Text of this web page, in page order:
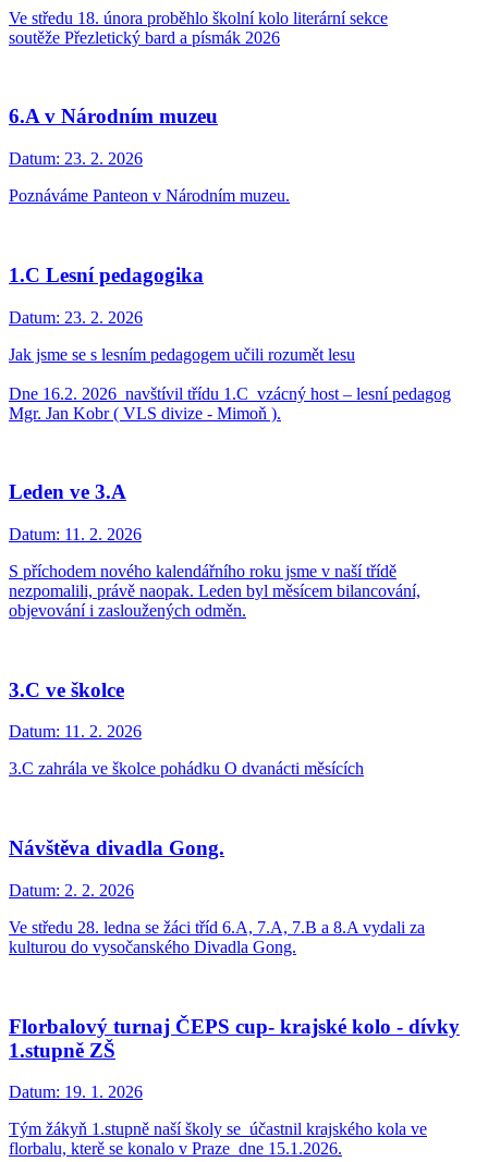
Ve středu 18. února proběhlo školní kolo literární sekce
soutěže Přezletický bard a písmák 2026
6.A v Národním muzeu
Datum: 23. 2. 2026
Poznáváme Panteon v Národním muzeu.
1.C Lesní pedagogika
Datum: 23. 2. 2026
Jak jsme se s lesním pedagogem učili rozumět lesu
Dne 16.2. 2026 navštívil třídu 1.C vzácný host – lesní pedagog
Mgr. Jan Kobr ( VLS divize - Mimoň ).
Leden ve 3.A
Datum: 11. 2. 2026
S příchodem nového kalendářního roku jsme v naší třídě
nezpomalili, právě naopak. Leden byl měsícem bilancování,
objevování i zasloužených odměn.
3.C ve školce
Datum: 11. 2. 2026
3.C zahrála ve školce pohádku O dvanácti měsících
Návštěva divadla Gong.
Datum: 2. 2. 2026
Ve středu 28. ledna se žáci tříd 6.A, 7.A, 7.B a 8.A vydali za
kulturou do vysočanského Divadla Gong.
Florbalový turnaj ČEPS cup- krajské kolo - dívky
1.stupně ZŠ
Datum: 19. 1. 2026
Tým žákyň 1.stupně naší školy se účastnil krajského kola ve
florbalu, kterě se konalo v Praze dne 15.1.2026.